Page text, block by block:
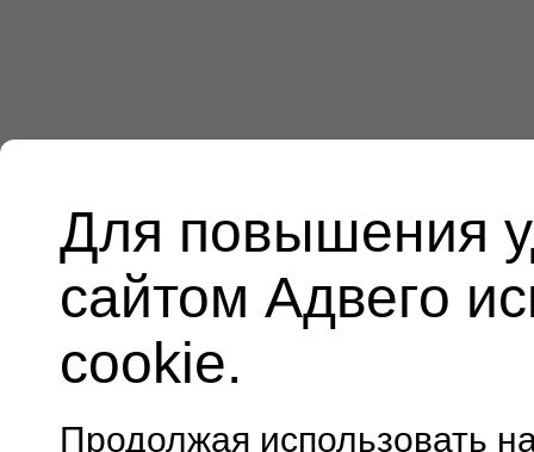
Для повышения
сайтом Адвего
cookie.
Продолжая использовать